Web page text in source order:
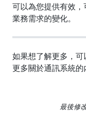
可以為您提供有效
業務需求的變化。
如果想了解更多，可
更多關於通訊系統的
最後修